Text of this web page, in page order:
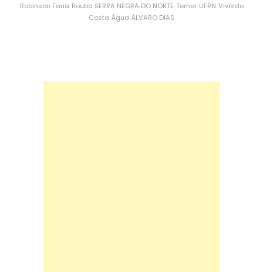
Robinson Faria Roubo SERRA NEGRA DO NORTE Temer UFRN Vivaldo
Costa Água ÁLVARO DIAS